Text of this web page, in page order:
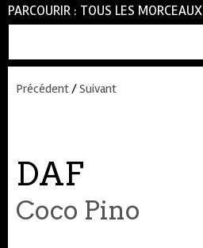
PARCOURIR : TOUS LES MORCEAUX
Précédent/Suivant
DAF
Coco Pino